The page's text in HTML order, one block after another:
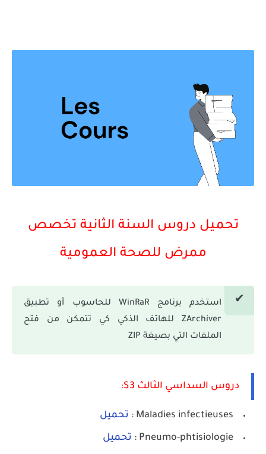
تحميل دروس السنة الثانية تخصص
ممرض للصحة العمومية
استخدم برنامج WinRaR للحاسوب أو تطبيق
ZArchiver للهاتف الذكي كي تتمكن من فتح
الملفات التي بصيغة ZIP
دروس السداسي الثالث S3:
Maladies infectieuses : تحميل
Pneumo-phtisiologie : تحميل